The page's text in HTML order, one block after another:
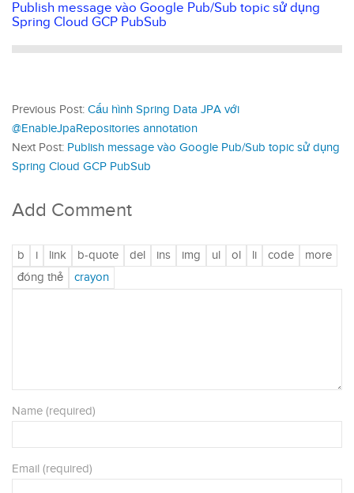
Publish message vào Google Pub/Sub topic sử dụng
Spring Cloud GCP PubSub
Previous Post: Cấu hình Spring Data JPA với
@EnableJpaRepositories annotation
Next Post: Publish message vào Google Pub/Sub topic sử dụng
Spring Cloud GCP PubSub
Add Comment
Name (required)
Email (required)